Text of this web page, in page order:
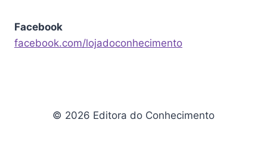
Facebook
facebook.com/lojadoconhecimento
© 2026 Editora do Conhecimento